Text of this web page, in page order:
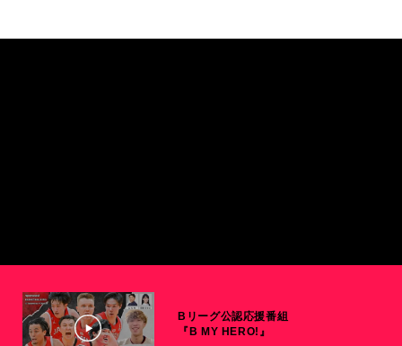
Bリーグ公認応援番組
『B MY HERO!』